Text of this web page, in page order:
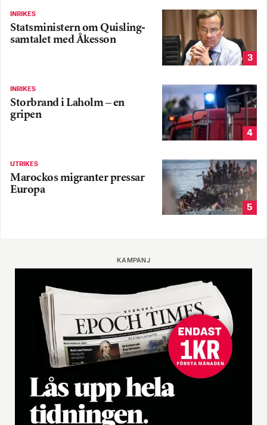
INRIKES
Statsministern om Quisling-
samtalet med Åkesson
3
INRIKES
Storbrand i Laholm – en
gripen
4
UTRIKES
Marockos migranter pressar
Europa
5
KAMPANJ